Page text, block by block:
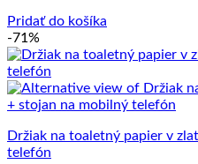
Pridať do košíka
-71%
Držiak na toaletný papier v
telefón